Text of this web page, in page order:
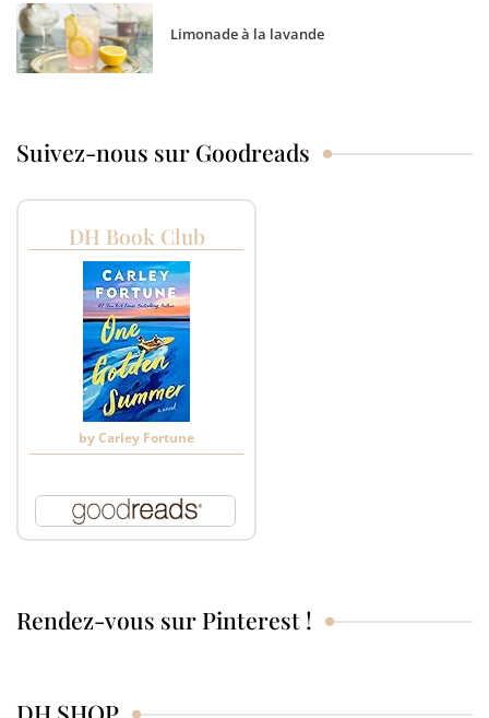
Limonade à la lavande
Suivez-nous sur Goodreads
DH Book Club
byCarley Fortune
Rendez-vous sur Pinterest !